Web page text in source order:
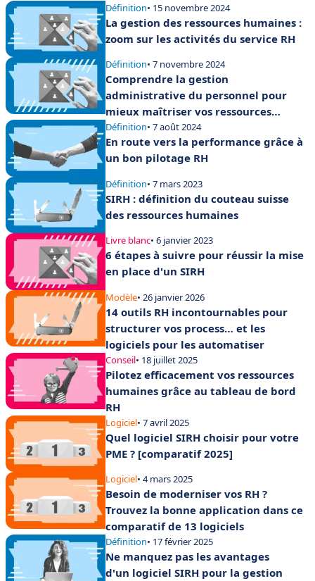
Définition• 15 novembre 2024
La gestion des ressources humaines :
zoom sur les activités du service RH
Définition• 7 novembre 2024
Comprendre la gestion
administrative du personnel pour
mieux maîtriser vos ressources
humaines
Définition• 7 août 2024
En route vers la performance grâce à
un bon pilotage RH
Définition• 7 mars 2023
SIRH : définition du couteau suisse
des ressources humaines
Livre blanc• 6 janvier 2023
6 étapes à suivre pour réussir la mise
en place d'un SIRH
Modèle• 26 janvier 2026
14 outils RH incontournables pour
structurer vos process… et les
logiciels pour les automatiser
Conseil• 18 juillet 2025
Pilotez efficacement vos ressources
humaines grâce au tableau de bord
RH
Logiciel• 7 avril 2025
Quel logiciel SIRH choisir pour votre
PME ? [comparatif 2025]
Logiciel• 4 mars 2025
Besoin de moderniser vos RH ?
Trouvez la bonne application dans ce
comparatif de 13 logiciels
Définition• 17 février 2025
Ne manquez pas les avantages
d'un logiciel SIRH pour la gestion